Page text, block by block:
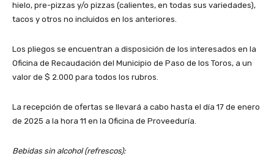
hielo, pre-pizzas y/o pizzas (calientes, en todas sus variedades),
tacos y otros no incluidos en los anteriores.
Los pliegos se encuentran a disposición de los interesados en la
Oficina de Recaudación del Municipio de Paso de los Toros, a un
valor de $ 2.000 para todos los rubros.
La recepción de ofertas se llevará a cabo hasta el día 17 de enero
de 2025 a la hora 11 en la Oficina de Proveeduría.
Bebidas sin alcohol (refrescos):